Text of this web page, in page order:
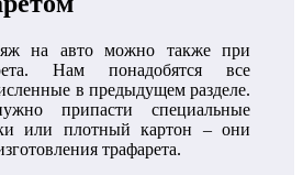
на авто можно также при
Нам понадобятся все
в предыдущем разделе.
припасти специальные
или плотный картон – они
трафарета.